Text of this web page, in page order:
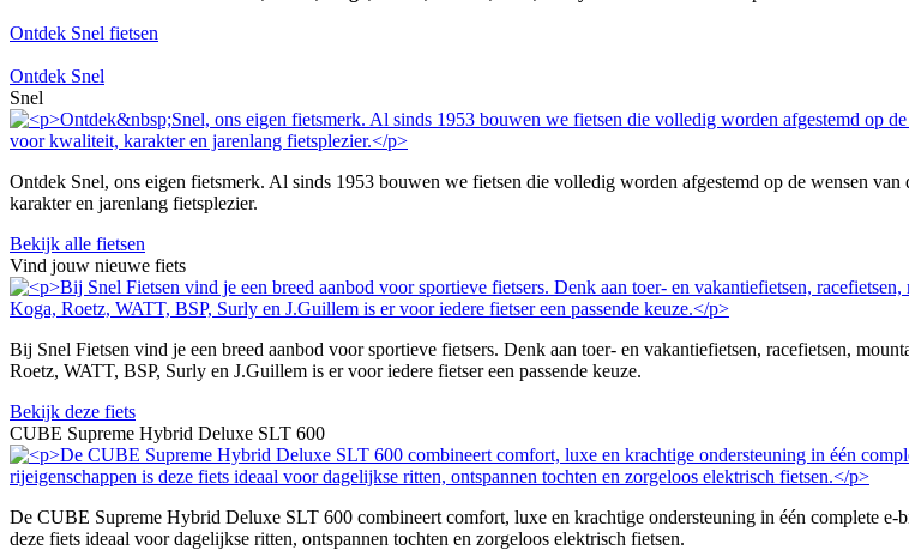
Ontdek Snel fietsen
Ontdek Snel
Snel
Ontdek Snel, ons eigen fietsmerk. Al sinds 1953 bouwen we fietsen die volledig worden afgestemd op de wensen
karakter en jarenlang fietsplezier.
Bekijk alle fietsen
Vind jouw nieuwe fiets
Bij Snel Fietsen vind je een breed aanbod voor sportieve fietsers. Denk aan toer- en vakantiefietsen, racefietsen,
Roetz, WATT, BSP, Surly en J.Guillem is er voor iedere fietser een passende keuze.
Bekijk deze fiets
CUBE Supreme Hybrid Deluxe SLT 600
De CUBE Supreme Hybrid Deluxe SLT 600 combineert comfort, luxe en krachtige ondersteuning in één complete
deze fiets ideaal voor dagelijkse ritten, ontspannen tochten en zorgeloos elektrisch fietsen.